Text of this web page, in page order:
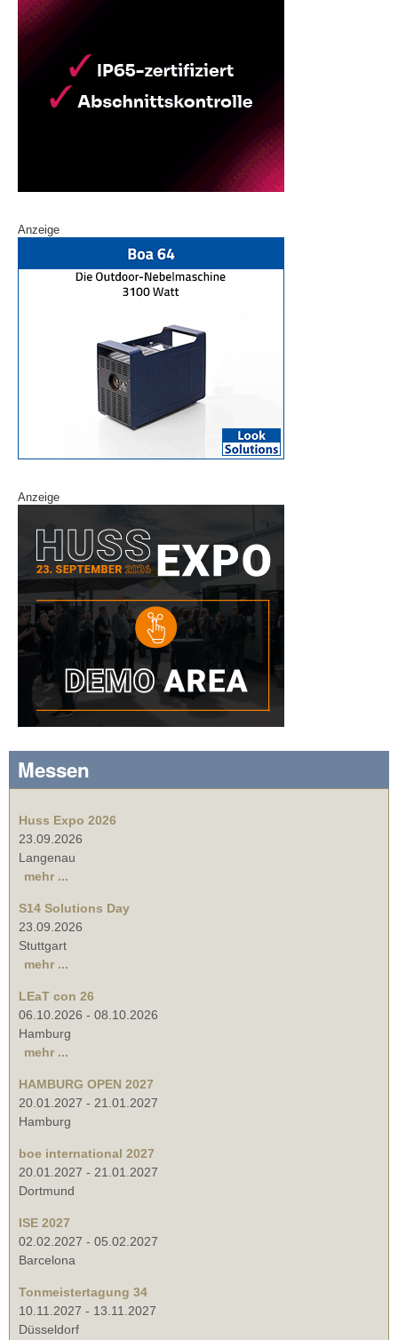
Anzeige
Anzeige
Messen
Huss Expo 2026
23.09.2026
Langenau
mehr ...
S14 Solutions Day
23.09.2026
Stuttgart
mehr ...
LEaT con 26
06.10.2026 - 08.10.2026
Hamburg
mehr ...
HAMBURG OPEN 2027
20.01.2027 - 21.01.2027
Hamburg
boe international 2027
20.01.2027 - 21.01.2027
Dortmund
ISE 2027
02.02.2027 - 05.02.2027
Barcelona
Tonmeistertagung 34
10.11.2027 - 13.11.2027
Düsseldorf